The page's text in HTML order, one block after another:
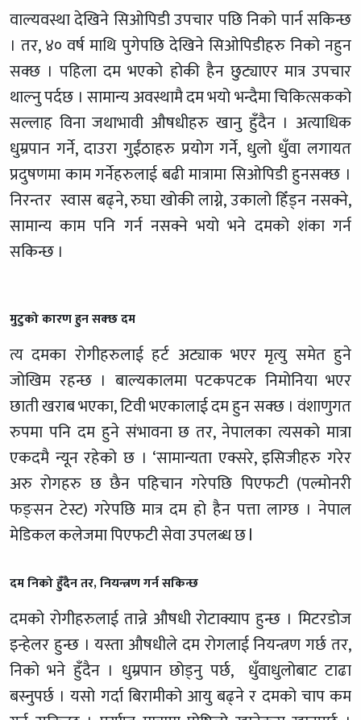
वाल्यवस्था देखिने सिओपिडी उपचार पछि निको पार्न सकिन्छ
। तर, ४० वर्ष माथि पुगेपछि देखिने सिओपिडीहरु निको नहुन
सक्छ । पहिला दम भएको होकी हैन छुट्याएर मात्र उपचार
थाल्नु पर्दछ । सामान्य अवस्थामै दम भयो भन्दैमा चिकित्सकको
सल्लाह विना जथाभावी औषधीहरु खानु हुँदैन । अत्याधिक
धुम्रपान गर्ने, दाउरा गुईंठाहरु प्रयोग गर्ने, धुलो धुँवा लगायत
प्रदुषणमा काम गर्नेहरुलाई बढी मात्रामा सिओपिडी हुनसक्छ ।
निरन्तर स्वास बढ्ने, रुघा खोकी लाग्ने, उकालो हिँड्न नसक्ने,
सामान्य काम पनि गर्न नसक्ने भयो भने दमको शंका गर्न
सकिन्छ ।
मुटुको कारण हुन सक्छ दम
त्य दमका रोगीहरुलाई हर्ट अट्याक भएर मृत्यु समेत हुने
जोखिम रहन्छ । बाल्यकालमा पटकपटक निमोनिया भएर
छाती खराब भएका, टिवी भएकालाई दम हुन सक्छ । वंशाणुगत
रुपमा पनि दम हुने संभावना छ तर, नेपालका त्यसको मात्रा
एकदमै न्यून रहेको छ । ‘सामान्यता एक्सरे, इसिजीहरु गरेर
अरु रोगहरु छ छैन पहिचान गरेपछि पिएफटी (पल्मोनरी
फङ्सन टेस्ट) गरेपछि मात्र दम हो हैन पत्ता लाग्छ । नेपाल
मेडिकल कलेजमा पिएफटी सेवा उपलब्ध छ l
दम निको हुँदैन तर, नियन्त्रण गर्न सकिन्छ
दमको रोगीहरुलाई तान्ने औषधी रोटाक्याप हुन्छ । मिटरडोज
इन्हेलर हुन्छ । यस्ता औषधीले दम रोगलाई नियन्त्रण गर्छ तर,
निको भने हुँदैन । धुम्रपान छोड्नु पर्छ, धुँवाधुलोबाट टाढा
बस्नुपर्छ । यसो गर्दा बिरामीको आयु बढ्ने र दमको चाप कम